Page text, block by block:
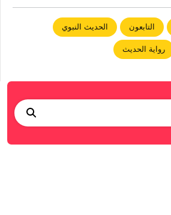
التابعون الحديث النبوي
رواية الحديث